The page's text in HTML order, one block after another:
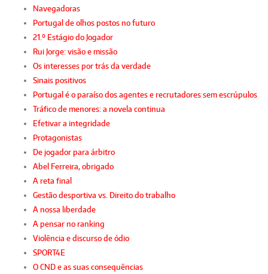
Navegadoras
Portugal de olhos postos no futuro
21.º Estágio do Jogador
Rui Jorge: visão e missão
Os interesses por trás da verdade
Sinais positivos
Portugal é o paraíso dos agentes e recrutadores sem escrúpulos
Tráfico de menores: a novela continua
Efetivar a integridade
Protagonistas
De jogador para árbitro
Abel Ferreira, obrigado
A reta final
Gestão desportiva vs. Direito do trabalho
A nossa liberdade
A pensar no ranking
Violência e discurso de ódio
SPORT4E
O CND e as suas consequências